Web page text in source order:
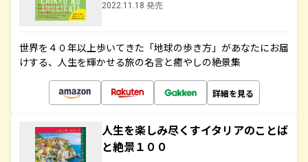
2022.11.18 発売
世界を４０年以上歩いてきた「地球の歩き方」があなたにお届
けする、人生を輝かせる旅の名言と癒やしの絶景集
詳細を見る
人生を楽しみ尽くすイタリアのことば
と絶景１００